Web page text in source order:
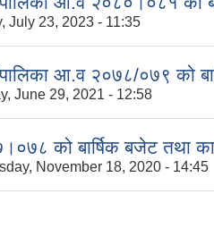
July 23, 2023 - 11:35
आ.व २०७८/०७९ को
June 29, 2021 - 12:58
को बार्षिक बजेट तथा
November 18, 2020 - 14:45